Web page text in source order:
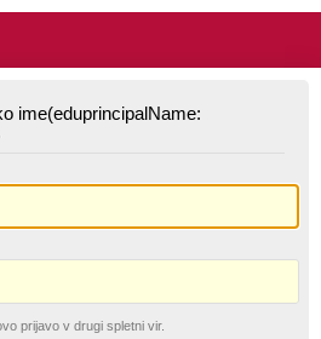
ime(eduprincipalName:
prijavo v drugi spletni vir.